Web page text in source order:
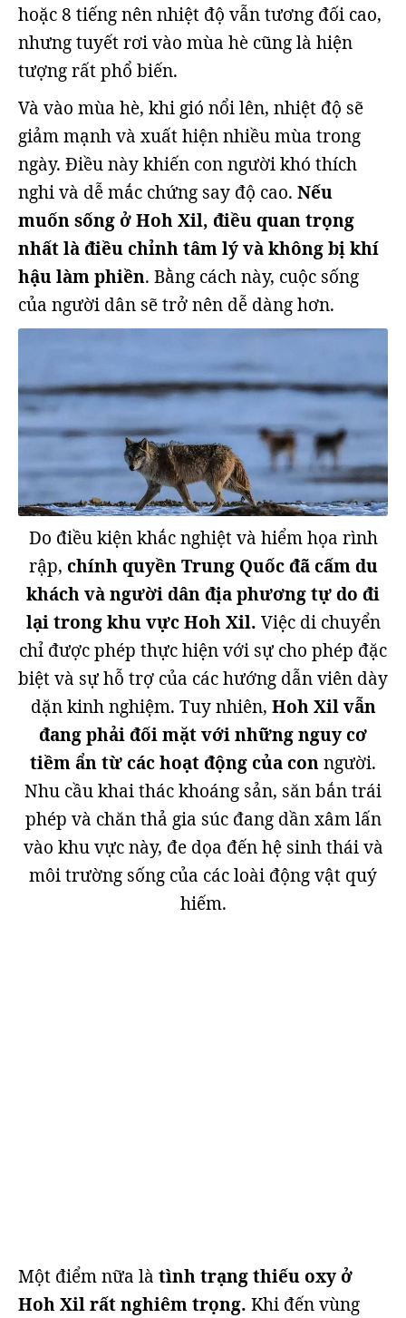
hoặc 8 tiếng nên nhiệt độ vẫn tương đối cao,
nhưng tuyết rơi vào mùa hè cũng là hiện
tượng rất phổ biến.
Và vào mùa hè, khi gió nổi lên, nhiệt độ sẽ
giảm mạnh và xuất hiện nhiều mùa trong
ngày. Điều này khiến con người khó thích
nghi và dễ mắc chứng say độ cao. Nếu
muốn sống ở Hoh Xil, điều quan trọng
nhất là điều chỉnh tâm lý và không bị khí
hậu làm phiền. Bằng cách này, cuộc sống
của người dân sẽ trở nên dễ dàng hơn.
Do điều kiện khắc nghiệt và hiểm họa rình
rập, chính quyền Trung Quốc đã cấm du
khách và người dân địa phương tự do đi
lại trong khu vực Hoh Xil. Việc di chuyển
chỉ được phép thực hiện với sự cho phép đặc
biệt và sự hỗ trợ của các hướng dẫn viên dày
dặn kinh nghiệm. Tuy nhiên, Hoh Xil vẫn
đang phải đối mặt với những nguy cơ
tiềm ẩn từ các hoạt động của conngười.
Nhu cầu khai thác khoáng sản, săn bắn trái
phép và chăn thả gia súc đang dần xâm lấn
vào khu vực này, đe dọa đến hệ sinh thái và
môi trường sống của các loài động vật quý
hiếm.
Một điểm nữa là tình trạng thiếu oxy ở
Hoh Xil rất nghiêm trọng. Khi đến vùng